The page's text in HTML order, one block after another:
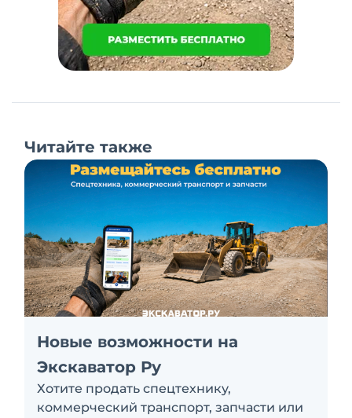
Читайте также
Новые возможности на
Экскаватор Ру
Хотите продать спецтехнику,
коммерческий транспорт, запчасти или